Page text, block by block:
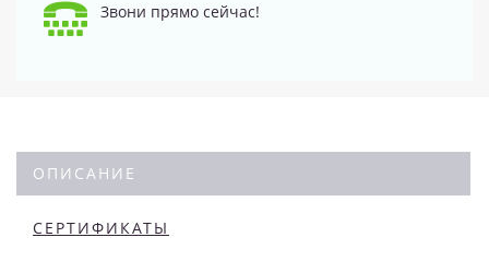
Звони прямо сейчас!
ОПИСАНИЕ
СЕРТИФИКАТЫ